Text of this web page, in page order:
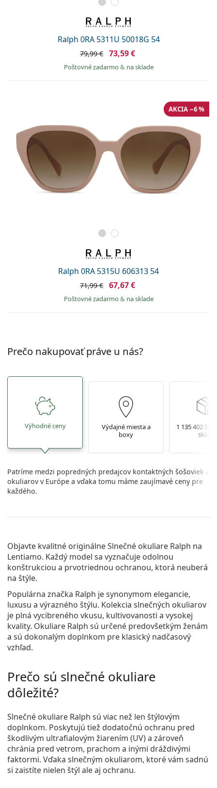
Ralph 0RA 5311U 50018G 54
79,99 € 73,59 €
Poštovné zadarmo& na sklade
Ralph 0RA 5315U 606313 54
AKCIA −6 %
71,99 € 67,67 €
Poštovné zadarmo& na sklade
Prečo nakupovať práve u nás?
Výhodné ceny
Výdajné miesta a
boxy
1 135 402
sklade
Patríme medzi popredných predajcov kontaktných šošoviek a
okuliarov v Európe a vďaka tomu máme zaujímavé ceny pre
každého.
Objavte kvalitné originálneSlnečné okuliare Ralph na
Lentiamo. Každý model sa vyznačuje odolnou
konštrukciou a prvotriednou ochranou, ktorá neuberá
na štýle.
Populárna značka Ralph je synonymom elegancie,
luxusu a výrazného štýlu. Kolekcia slnečných okuliarov
je plná vycibreného vkusu, kultivovanosti a vysokej
kvality. Okuliare Ralph sú určené predovšetkým ženám
a sú dokonalým doplnkom pre klasický nadčasový
vzhľad.
Prečo sú slnečné okuliare
dôležité?
Slnečné okuliare Ralph sú viac než len štýlovým
doplnkom. Poskytujú tiež dodatočnú ochranu pred
škodlivým ultrafialovým žiarením (UV) a zároveň
chránia pred vetrom, prachom a inými dráždivými
faktormi. Vďaka slnečným okuliarom, ktoré vám sadnú
si zaistíte nielen štýl ale aj ochranu.